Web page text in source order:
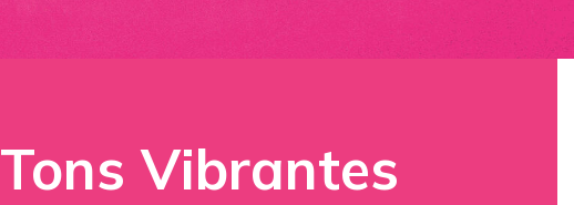
Tons Vibrantes